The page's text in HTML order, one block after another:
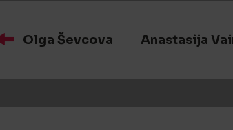
Olga Ševcova Anastasija